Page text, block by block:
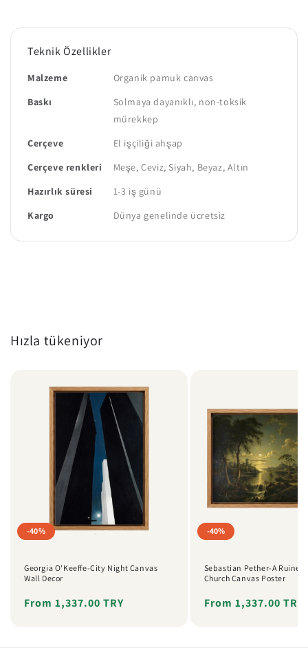
Teknik Özellikler
Malzeme
Organik pamuk canvas
Baskı
Solmaya dayanıklı, non-toksik
mürekkep
Çerçeve
El işçiliği ahşap
Çerçeve renkleri
Meşe, Ceviz, Siyah, Beyaz, Altın
Hazırlık süresi
1-3 iş günü
Kargo
Dünya genelinde ücretsiz
Hızla tükeniyor
-40%
Georgia O'Keeffe-City Night Canvas
Wall Decor
Regular
Sale
From 1,337.00 TRY
-40%
Sebastian Pether-A Ruined
Church Canvas Poster
Regular
Sale
From 1,337.00 TRY